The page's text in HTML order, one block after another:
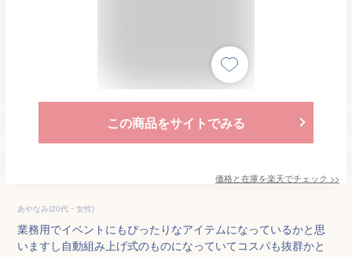
この商品をサイトでみる
価格と在庫を楽天でチェック >>
あやなみ(20代・女性)
業務用でイベントにもぴったりなアイテムになっているかと思
いますし自動組み上げ式のものになっていてコスパも抜群かと